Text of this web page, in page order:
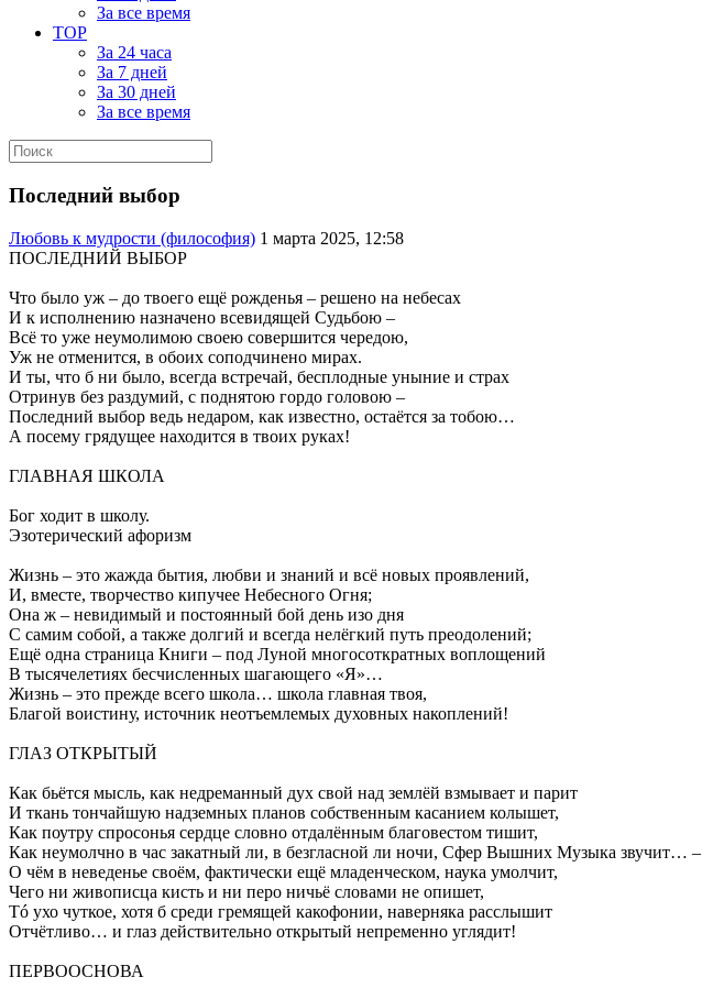
За все время
TOP
За 24 часа
За 7 дней
За 30 дней
За все время
Последний выбор
Любовь к мудрости (философия) 1 марта 2025, 12:58
ПОСЛЕДНИЙ ВЫБОР
Что было уж – до твоего ещё рожденья – решено на небесах
И к исполнению назначено всевидящей Судьбою –
Всё то уже неумолимою своею совершится чередою,
Уж не отменится, в обоих соподчинено мирах.
И ты, что б ни было, всегда встречай, бесплодные уныние и страх
Отринув без раздумий, с поднятою гордо головою –
Последний выбор ведь недаром, как известно, остаётся за тобою…
А посему грядущее находится в твоих руках!
ГЛАВНАЯ ШКОЛА
Бог ходит в школу.
Эзотерический афоризм
Жизнь – это жажда бытия, любви и знаний и всё новых проявлений,
И, вместе, творчество кипучее Небесного Огня;
Она ж – невидимый и постоянный бой день изо дня
С самим собой, а также долгий и всегда нелёгкий путь преодолений;
Ещё одна страница Книги – под Луной многосоткратных воплощений
В тысячелетиях бесчисленных шагающего «Я»…
Жизнь – это прежде всего школа… школа главная твоя,
Благой воистину, источник неотъемлемых духовных накоплений!
ГЛАЗ ОТКРЫТЫЙ
Как бьётся мысль, как недреманный дух свой над землёй взмывает и парит
И ткань тончайшую надземных планов собственным касанием колышет,
Как поутру спросонья сердце словно отдалённым благовестом тишит,
Как неумолчно в час закатный ли, в безгласной ли ночи, Сфер Вышних Музыка звучит… –
О чём в неведенье своём, фактически ещё младенческом, наука умолчит,
Чего ни живописца кисть и ни перо ничьё словами не опишет,
Тó ухо чуткое, хотя б среди гремящей какофонии, наверняка расслышит
Отчётливо… и глаз действительно открытый непременно углядит!
ПЕРВООСНОВА